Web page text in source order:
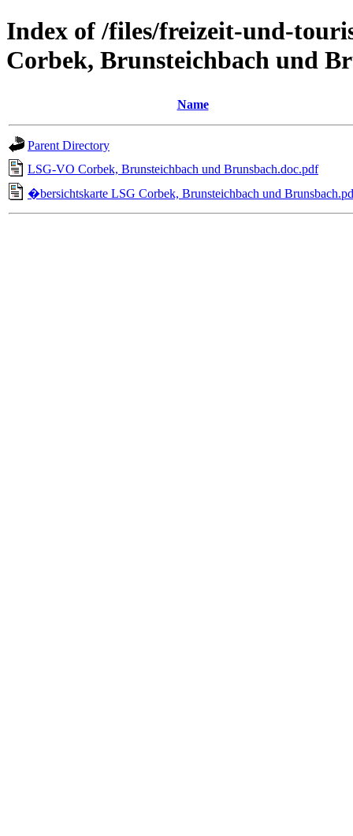
Index of /files/freizeit-und-
Corbek, Brunsteichbach und
Name
Parent Directory
LSG-VO Corbek, Brunsteichbach und Brunsbach.doc.pdf
�bersichtskarte LSG Corbek, Brunsteichbach und